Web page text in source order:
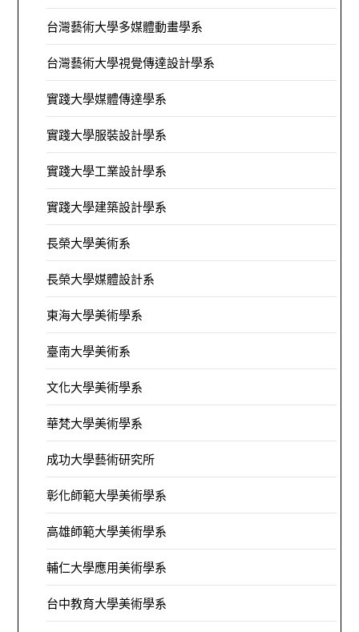
台灣藝術大學多媒體動畫學系
台灣藝術大學視覺傳達設計學系
實踐大學媒體傳達學系
實踐大學服裝設計學系
實踐大學工業設計學系
實踐大學建築設計學系
長榮大學美術系
長榮大學媒體設計系
東海大學美術學系
臺南大學美術系
文化大學美術學系
華梵大學美術學系
成功大學藝術研究所
彰化師範大學美術學系
高雄師範大學美術學系
輔仁大學應用美術學系
台中教育大學美術學系